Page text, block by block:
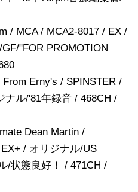
/ MCA / MCA2-8017 / EX /
"FOR PROMOTION
Erny's / SPINSTER /
ナル/'81年録音 / 468CH /
Dean Martin /
/ オリジナル/US
/状態良好！ / 471CH /